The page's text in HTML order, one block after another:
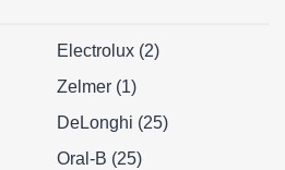
Electrolux (2)
Zelmer (1)
DeLonghi (25)
Oral-B (25)